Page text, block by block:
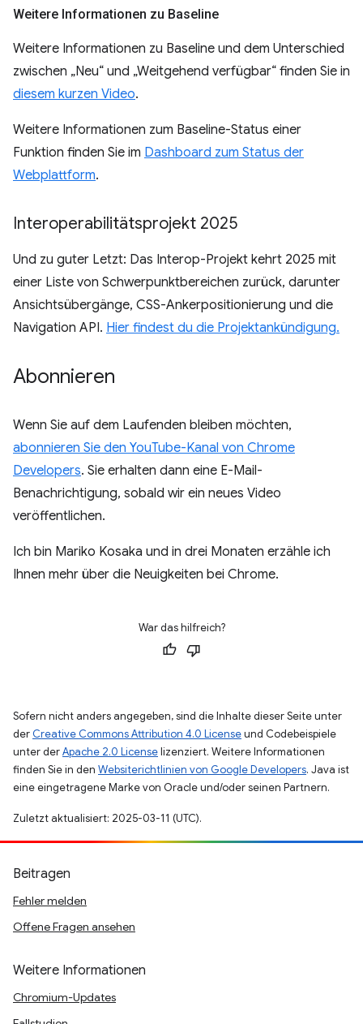
Weitere Informationen zu Baseline
Weitere Informationen zu Baseline und dem Unterschied
zwischen „Neu“ und „Weitgehend verfügbar“ finden Sie in
diesem kurzen Video.
Weitere Informationen zum Baseline-Status einer
Funktion finden Sie im Dashboard zum Status der
Webplattform.
Interoperabilitätsprojekt 2025
Und zu guter Letzt: Das Interop-Projekt kehrt 2025 mit
einer Liste von Schwerpunktbereichen zurück, darunter
Ansichtsübergänge, CSS-Ankerpositionierung und die
Navigation API. Hier findest du die Projektankündigung.
Abonnieren
Wenn Sie auf dem Laufenden bleiben möchten,
abonnieren Sie den YouTube-Kanal von Chrome
Developers. Sie erhalten dann eine E-Mail-
Benachrichtigung, sobald wir ein neues Video
veröffentlichen.
Ich bin Mariko Kosaka und in drei Monaten erzähle ich
Ihnen mehr über die Neuigkeiten bei Chrome.
War das hilfreich?
Sofern nicht anders angegeben, sind die Inhalte dieser Seite unter
der Creative Commons Attribution 4.0 Licenseund Codebeispiele
unter derApache 2.0 Licenselizenziert. Weitere Informationen
finden Sie in den Websiterichtlinien von Google Developers. Java ist
eine eingetragene Marke von Oracle und/oder seinen Partnern.
Zuletzt aktualisiert: 2025-03-11 (UTC).
Beitragen
Fehler melden
Offene Fragen ansehen
Weitere Informationen
Chromium-Updates